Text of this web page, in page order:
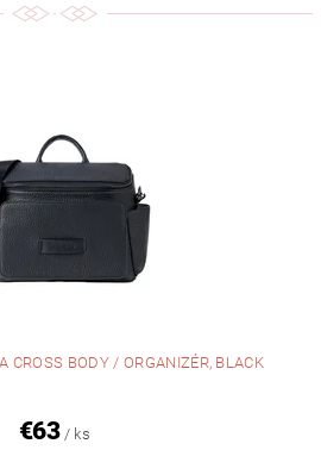
CROSS BODY / ORGANIZÉR, BLACK
€63 / ks